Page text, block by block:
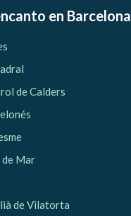
en Barcelona
de Calders
de Mar
de Vilatorta